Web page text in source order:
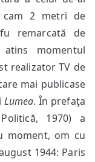
cam 2 metri de
remarcată de
momentul
realizator TV de
mai publicase
Lumea. În prefaţa
1970) a
moment, om cu
1944: Paris